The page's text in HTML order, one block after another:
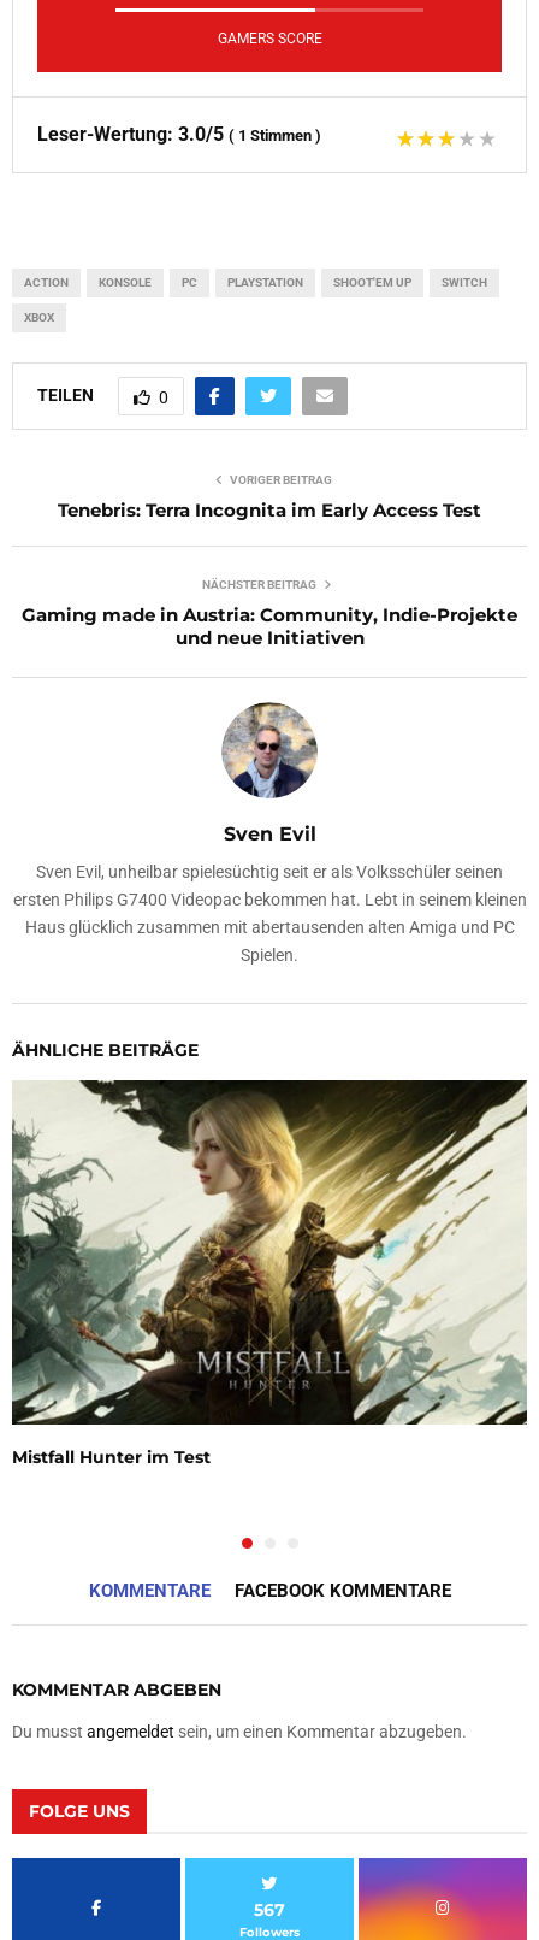
GAMERS SCORE
Leser-Wertung: 3.0/5 ( 1 Stimmen )
ACTION KONSOLE PC PLAYSTATION SHOOT'EM UP SWITCH
XBOX
TEILEN 0
VORIGER BEITRAG
Tenebris: Terra Incognita im Early Access Test
NÄCHSTER BEITRAG
Gaming made in Austria: Community, Indie-Projekte
und neue Initiativen
Sven Evil
Sven Evil, unheilbar spielesüchtig seit er als Volksschüler seinen
ersten Philips G7400 Videopac bekommen hat. Lebt in seinem kleinen
Haus glücklich zusammen mit abertausenden alten Amiga und PC
Spielen.
ÄHNLICHE BEITRÄGE
Mistfall Hunter im Test
KOMMENTARE FACEBOOK KOMMENTARE
KOMMENTAR ABGEBEN
Du musst angemeldet sein, um einen Kommentar abzugeben.
FOLGE UNS
567
Followers